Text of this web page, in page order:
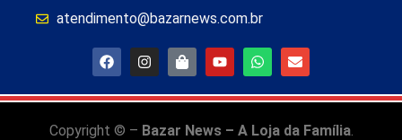
atendimento@bazarnews.com.br
Copyright © – Bazar News – A Loja da Família.